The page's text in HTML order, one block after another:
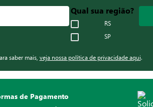
Qual sua região?
RS
SP
saber mais, veja nossa política de privacidade aqui.
de Pagamento